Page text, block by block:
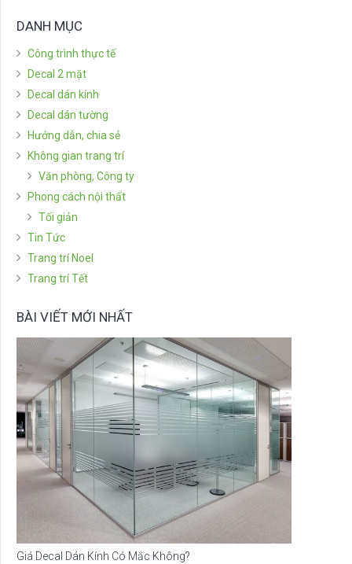
DANH MỤC
Công trình thực tế
Decal 2 mặt
Decal dán kính
Decal dán tường
Hướng dẫn, chia sẻ
Không gian trang trí
Văn phòng, Công ty
Phong cách nội thất
Tối giản
Tin Tức
Trang trí Noel
Trang trí Tết
BÀI VIẾT MỚI NHẤT
Giá Decal Dán Kính Có Mắc Không?